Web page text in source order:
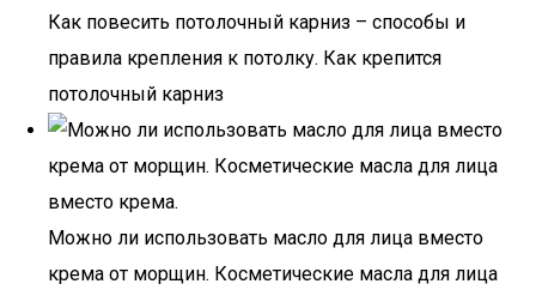
Как повесить потолочный карниз – способы и
правила крепления к потолку. Как крепится
потолочный карниз
Можно ли использовать масло для лица вместо
крема от морщин. Косметические масла для лица